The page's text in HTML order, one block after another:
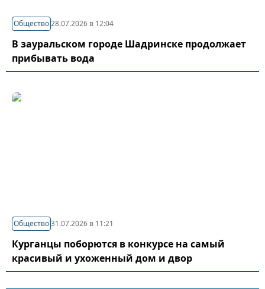
Общество28.07.2026 в 12:04
В зауральском городе Шадринске продолжает
прибывать вода
Общество31.07.2026 в 11:21
Курганцы поборются в конкурсе на самый
красивый и ухоженный дом и двор